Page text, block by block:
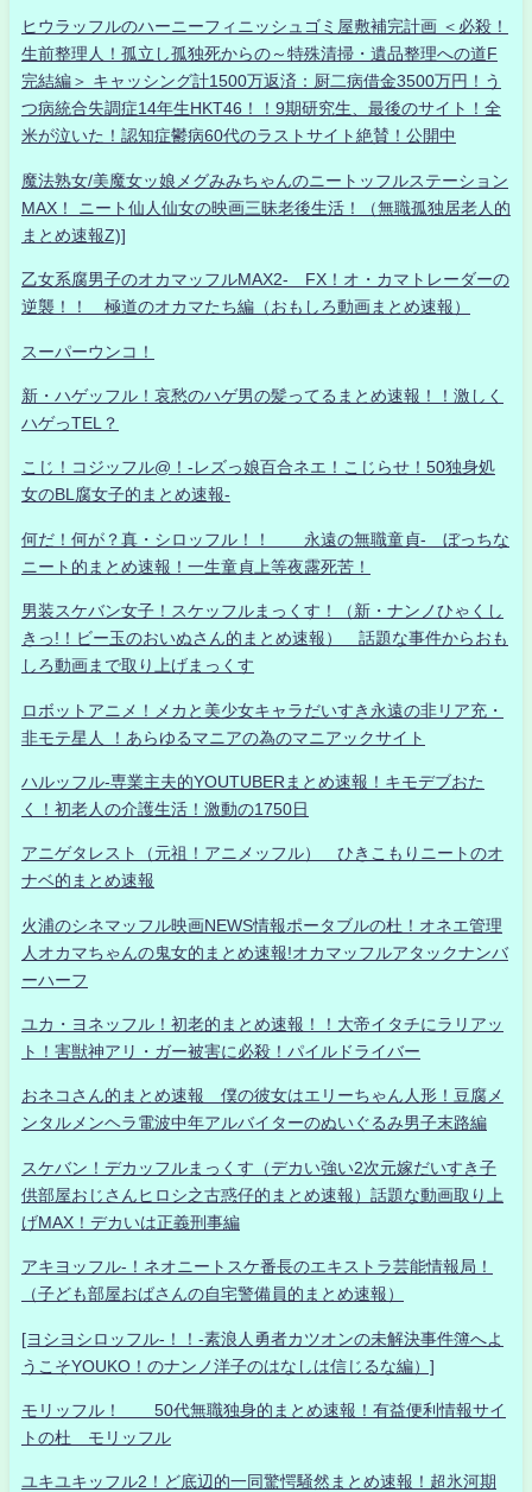
ヒウラッフルのハーニーフィニッシュゴミ屋敷補完計画 ＜必殺！
生前整理人！孤立し孤独死からの～特殊清掃・遺品整理への道F
完結編＞ キャッシング計1500万返済：厨二病借金3500万円！う
つ病統合失調症14年生HKT46！！9期研究生、最後のサイト！全
米が泣いた！認知症鬱病60代のラストサイト絶賛！公開中
魔法熟女/美魔女ッ娘メグみみちゃんのニートッフルステーション
MAX！ ニート仙人仙女の映画三昧老後生活！（無職孤独居老人的
まとめ速報Z)]
乙女系腐男子のオカマッフルMAX2- FX！オ・カマトレーダーの
逆襲！！ 極道のオカマたち編（おもしろ動画まとめ速報）
スーパーウンコ！
新・ハゲッフル！哀愁のハゲ男の髪ってるまとめ速報！！激しく
ハゲっTEL？
こじ！コジッフル@！-レズっ娘百合ネエ！こじらせ！50独身処
女のBL腐女子的まとめ速報-
何だ！何が？真・シロッフル！！ 永遠の無職童貞- ぼっちな
ニート的まとめ速報！一生童貞上等夜露死苦！
男装スケバン女子！スケッフルまっくす！（新・ナンノひゃくし
きっ!！ビー玉のおいぬさん的まとめ速報） 話題な事件からおも
しろ動画まで取り上げまっくす
ロボットアニメ！メカと美少女キャラだいすき永遠の非リア充・
非モテ星人 ！あらゆるマニアの為のマニアックサイト
ハルッフル-専業主夫的YOUTUBERまとめ速報！キモデブおた
く！初老人の介護生活！激動の1750日
アニゲタレスト（元祖！アニメッフル） ひきこもりニートのオ
ナベ的まとめ速報
火浦のシネマッフル映画NEWS情報ポータブルの杜！オネエ管理
人オカマちゃんの鬼女的まとめ速報!オカマッフルアタックナンバ
ーハーフ
ユカ・ヨネッフル！初老的まとめ速報！！大帝イタチにラリアッ
ト！害獣神アリ・ガー被害に必殺！パイルドライバー
おネコさん的まとめ速報 僕の彼女はエリーちゃん人形！豆腐メ
ンタルメンヘラ電波中年アルバイターのぬいぐるみ男子末路編
スケバン！デカッフルまっくす（デカい強い2次元嫁だいすき子
供部屋おじさんヒロシ之古惑仔的まとめ速報）話題な動画取り上
げMAX！デカいは正義刑事編
アキヨッフル-！ネオニートスケ番長のエキストラ芸能情報局！
（子ども部屋おばさんの自宅警備員的まとめ速報）
[ヨシヨシロッフル-！！-素浪人勇者カツオンの未解決事件簿へよ
うこそYOUKO！のナンノ洋子のはなしは信じるな編）]
モリッフル！ 50代無職独身的まとめ速報！有益便利情報サイ
トの杜 モリッフル
ユキユキッフル2！ど底辺的一同驚愕騒然まとめ速報！超氷河期